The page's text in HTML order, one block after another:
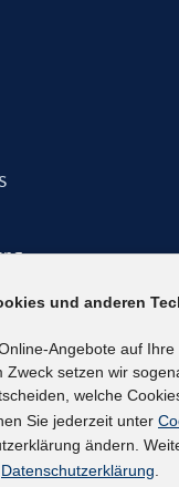
und anderen
Angebote auf Ihre
Zweck setzen wir
welche
Sie jederzeit unter
ändern.
Datenschutzerklärung.